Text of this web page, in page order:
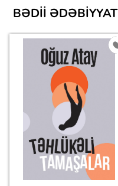
BƏDII ƏDƏBIYYAT